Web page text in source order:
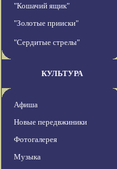
"Кошачий ящик"
"Золотые прииски"
"Сердитые стрелы"
КУЛЬТУРА
Афиша
Новые передвжиники
Фотогалерея
Музыка